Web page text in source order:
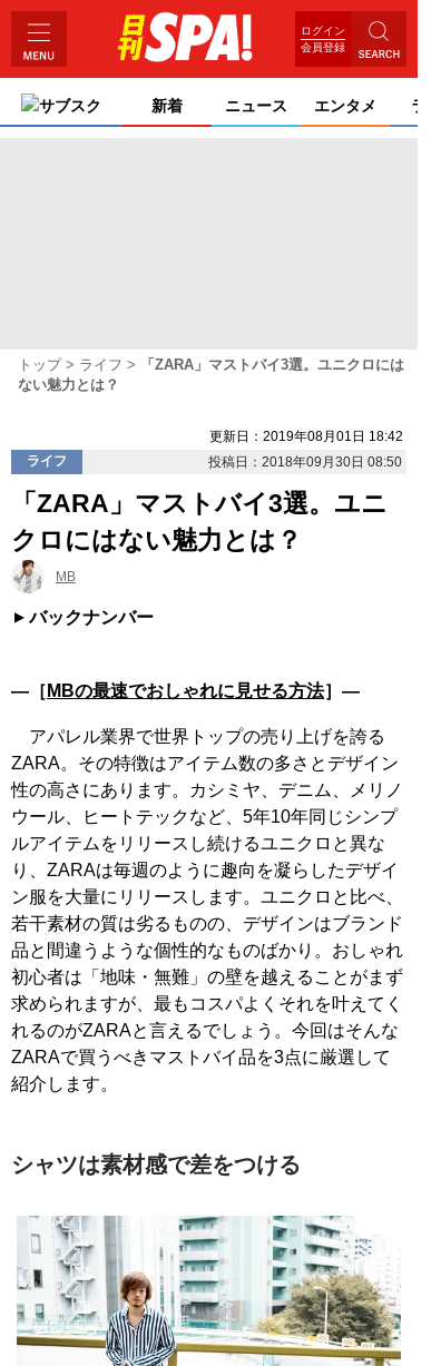
ログイン
会員登録
サブスク 新着 ニュース エンタメ ライ
トップ ライフ
「ZARA」マストバイ3選。ユニクロには
ない魅力とは？
更新日：2019年08月01日 18:42
ライフ
投稿日：2018年09月30日 08:50
「ZARA」マストバイ3選。ユニ
クロにはない魅力とは？
MB
バックナンバー
―［ MBの最速でおしゃれに見せる方法］―
アパレル業界で世界トップの売り上げを誇る
ZARA。その特徴はアイテム数の多さとデザイン
性の高さにあります。カシミヤ、デニム、メリノ
ウール、ヒートテックなど、5年10年同じシンプ
ルアイテムをリリースし続けるユニクロと異な
り、ZARAは毎週のように趣向を凝らしたデザイ
ン服を大量にリリースします。ユニクロと比べ、
若干素材の質は劣るものの、デザインはブランド
品と間違うような個性的なものばかり。おしゃれ
初心者は「地味・無難」の壁を越えることがまず
求められますが、最もコスパよくそれを叶えてく
れるのがZARAと言えるでしょう。今回はそんな
ZARAで買うべきマストバイ品を3点に厳選して
紹介します。
シャツは素材感で差をつける